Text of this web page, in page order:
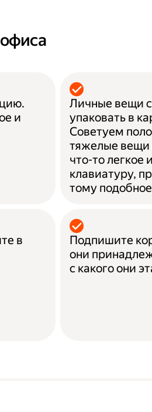
и
Личные вещи
упаковать в
Советуем
тяжелые вещи
что-то
клавиатуру,
тому
в
Подпишите
они
с какого они